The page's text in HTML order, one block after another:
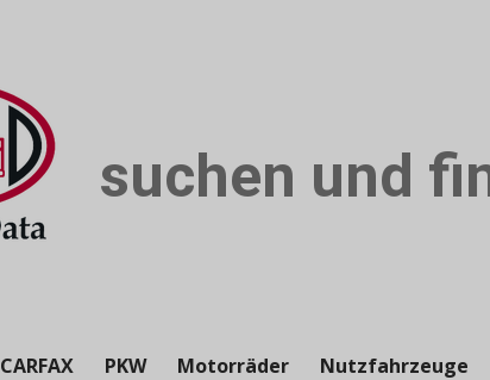
suchen und
CARFAX PKW Motorräder Nutzfahrzeuge